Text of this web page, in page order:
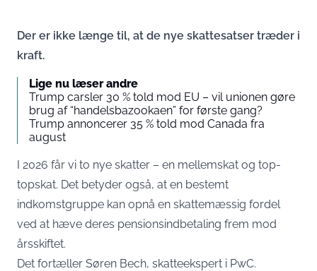
Der er ikke længe til, at de nye skattesatser træder i
kraft.
Lige nu læser andre
Trump carsler 30 % told mod EU – vil unionen gøre
brug af “handelsbazookaen” for første gang?
Trump annoncerer 35 % told mod Canada fra
august
I 2026 får vi to nye skatter – en mellemskat og top-
topskat. Det betyder også, at en bestemt
indkomstgruppe kan opnå en skattemæssig fordel
ved at hæve deres pensionsindbetaling frem mod
årsskiftet.
Det fortæller Søren Bech, skatteekspert i PwC.